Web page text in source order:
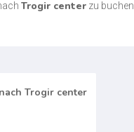
Trogir centerzu buchen.
Trogir center